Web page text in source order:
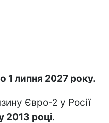
1 липня 2027 року.
Євро-2 у Росії
2013 році.